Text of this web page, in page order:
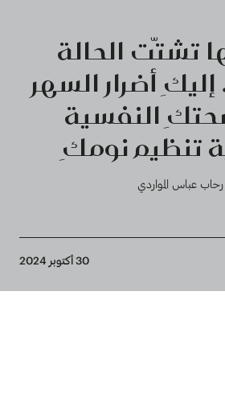
تشتّت الحالة
إليكِ أضرار السهر
النفسية
تنظيم نومكِ
رحاب عباس المواردي
30 أكتوبر 2024